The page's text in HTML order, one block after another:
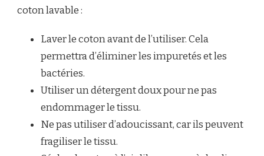
coton lavable :
Laver le coton avant de l’utiliser. Cela
permettra d’éliminer les impuretés et les
bactéries.
Utiliser un détergent doux pour ne pas
endommager le tissu.
Ne pas utiliser d’adoucissant, car ils peuvent
fragiliser le tissu.